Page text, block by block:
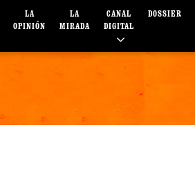
LA
OPINIÓN
LA
MIRADA
CANAL
DIGITAL
DOSSIER